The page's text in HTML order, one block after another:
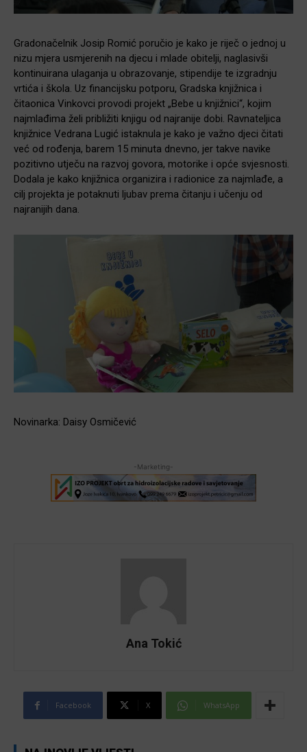
Gradonačelnik Josip Romić poručio je kako je riječ o jednoj u
nizu mjera usmjerenih na djecu i mlade obitelji, naglasivši
kontinuirana ulaganja u obrazovanje, stipendije te izgradnju
vrtića i škola. Uz financijsku potporu, Gradska knjižnica i
čitaonica Vinkovci provodi projekt „Bebe u knjižnici“, kojim
najmlađima želi približiti knjigu od najranije dobi. Ravnateljica
knjižnice Vedrana Lugić istaknula je kako je važno djeci čitati
već od rođenja, barem 15 minuta dnevno, jer takve navike
pozitivno utječu na razvoj govora, motorike i opće svjesnosti.
Dodala je kako knjižnica organizira i radionice za najmlađe, a
cilj projekta je potaknuti ljubav prema čitanju i učenju od
najranijih dana.
Novinarka: Daisy Osmičević
-Marketing-
Ana Tokić
Facebook X WhatsApp